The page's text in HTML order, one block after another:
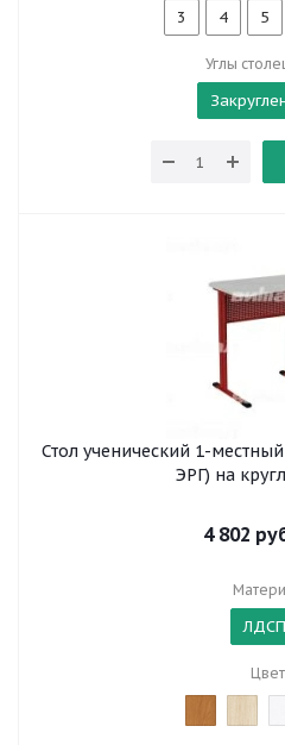
3 4 5
Углы
Стол ученический 1-
ЭРГ) на
4 802
ЛДСП
Цвет